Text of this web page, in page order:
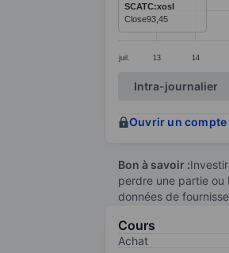
juil. 13 14
SCATC:xosl
Close93,45
End of interactive
Intra-journalier
Ouvrir un compte
Bon à savoir :
perdre une partie
données de
Cours
Achat